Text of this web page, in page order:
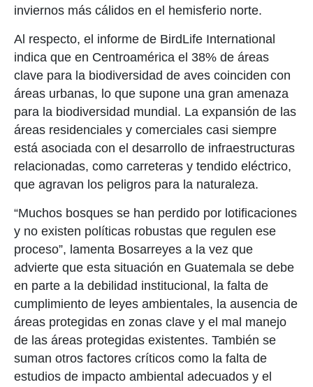
inviernos más cálidos en el hemisferio norte.
Al respecto, el informe de BirdLife International
indica que en Centroamérica el 38% de áreas
clave para la biodiversidad de aves coinciden con
áreas urbanas, lo que supone una gran amenaza
para la biodiversidad mundial. La expansión de las
áreas residenciales y comerciales casi siempre
está asociada con el desarrollo de infraestructuras
relacionadas, como carreteras y tendido eléctrico,
que agravan los peligros para la naturaleza.
“Muchos bosques se han perdido por lotificaciones
y no existen políticas robustas que regulen ese
proceso”, lamenta Bosarreyes a la vez que
advierte que esta situación en Guatemala se debe
en parte a la debilidad institucional, la falta de
cumplimiento de leyes ambientales, la ausencia de
áreas protegidas en zonas clave y el mal manejo
de las áreas protegidas existentes. También se
suman otros factores críticos como la falta de
estudios de impacto ambiental adecuados y el